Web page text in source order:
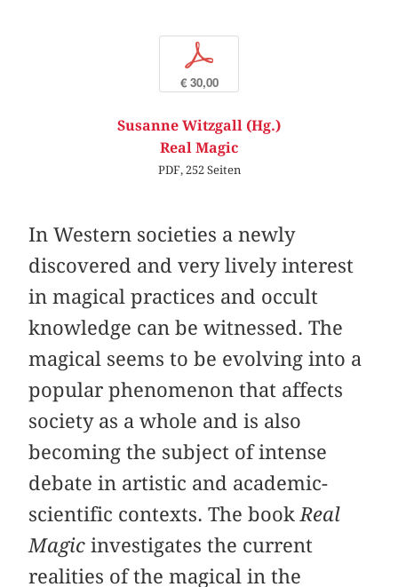
p
€ 30,00
Susanne Witzgall (Hg.)
Real Magic
PDF, 252 Seiten
In Western societies a newly
discovered and very lively interest
in magical practices and occult
knowledge can be witnessed. The
magical seems to be evolving into a
popular phenomenon that affects
society as a whole and is also
becoming the subject of intense
debate in artistic and academic-
scientific contexts. The book Real
Magic investigates the current
realities of the magical in the